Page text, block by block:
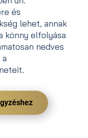
és
lehet, annak
könny elfolyása
nedves